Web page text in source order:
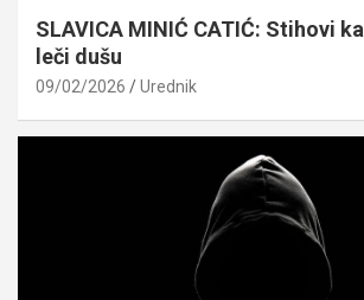
SLAVICA MINIĆ CATIĆ: Stihovi
leči dušu
09/02/2026 Urednik